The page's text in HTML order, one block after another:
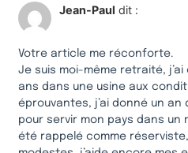
Jean-Paul dit :
Votre article me réconforte.
Je suis moi-même retraité,
ans dans une usine aux
éprouvantes, j’ai donné un an
pour servir mon pays dans un
été rappelé comme